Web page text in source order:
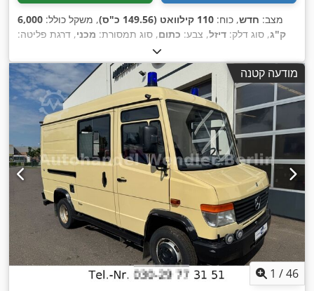
מצב: חדש, כוח: 110 קילוואט (149.56 כ"ס) , משקל כולל: 6,000
ק"ג, סוג דלק: דיזל, צבע: כתום, סוג תמסורת: מכני, דרגת פליטה:
, מספר מושבים:
מסנן פיח, מערכת בלימה למניעת נעילה (ABS), נעילה מרכזית,
תכנית ייצוב אלקטרונית (ESP), מודעה קטנה
1 /46